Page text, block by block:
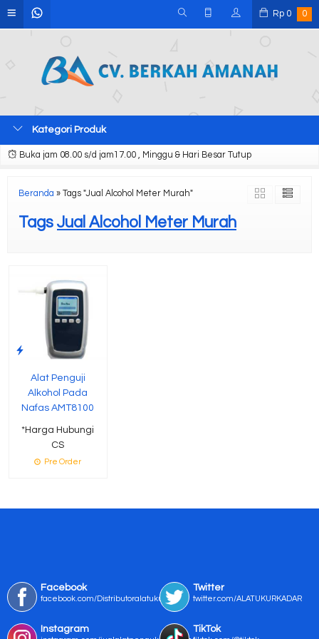
Rp 0 0
Kategori Produk
Buka jam 08.00 s/d jam17.00 , Minggu & Hari Besar Tutup
Beranda » Tags "Jual Alcohol Meter Murah"
Tags Jual Alcohol Meter Murah
Alat Penguji
Alkohol Pada
Nafas AMT8100
*Harga Hubungi
CS
Pre Order
Facebook
facebook.com/Distributoralatukur
Twitter
twitter.com/ALATUKURKADAR
Instagram TikTok